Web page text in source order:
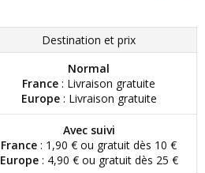
Destination et prix
Normal
France : Livraison gratuite
Europe: Livraison gratuite
Avec suivi
France : 1,90 € ou gratuit dès 10 €
Europe: 4,90 € ou gratuit dès 25 €